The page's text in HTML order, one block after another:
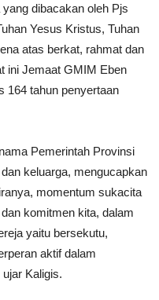
dibacakan oleh Pjs
Yesus Kristus, Tuhan
atas berkat, rahmat dan
ini Jemaat GMIM Eben
164 tahun penyertaan
Pemerintah Provinsi
keluarga, mengucapkan
momentum sukacita
komitmen kita, dalam
yaitu bersekutu,
aktif dalam
Kaligis.